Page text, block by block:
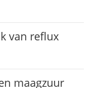
van reflux
maagzuur